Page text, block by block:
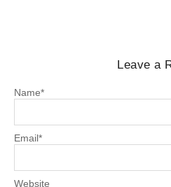
Leave a
Name*
Email*
Website